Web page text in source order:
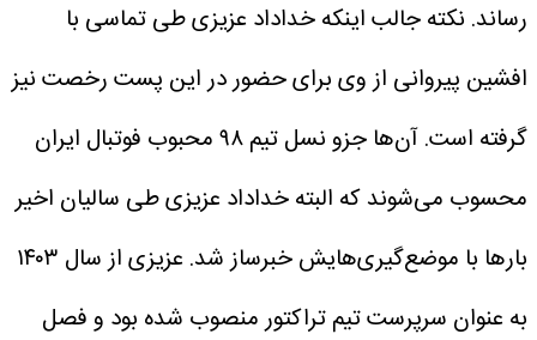
رساند. نکته جالب اینکه خداداد عزیزی طی تماسی با
افشین پیروانی از وی برای حضور در این پست رخصت نیز
گرفته است. آن‌ها جزو نسل تیم ۹۸ محبوب فوتبال ایران
محسوب می‌شوند که البته خداداد عزیزی طی سالیان اخیر
بارها با موضع‌گیری‌هایش خبرساز شد.
عزیزی از سال ۱۴۰۳
به عنوان سرپرست تیم تراکتور منصوب شده بود و فصل